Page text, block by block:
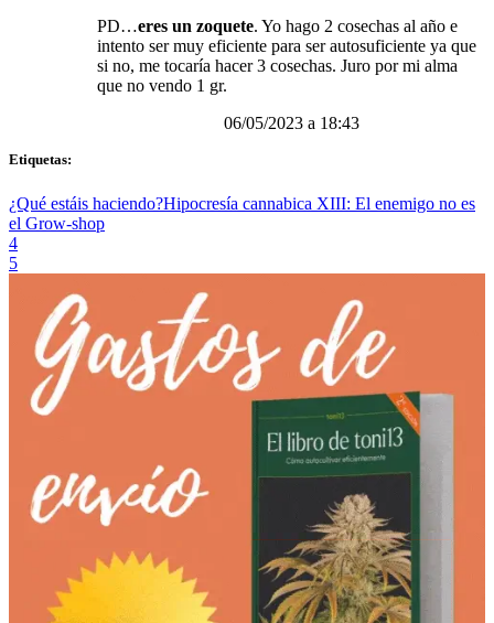
PD…eres un zoquete. Yo hago 2 cosechas al año e
intento ser muy eficiente para ser autosuficiente ya que
si no, me tocaría hacer 3 cosechas. Juro por mi alma
que no vendo 1 gr.
06/05/2023 a 18:43
Etiquetas:
¿Qué estáis haciendo?Hipocresía cannabica XIII: El enemigo no es
el Grow-shop